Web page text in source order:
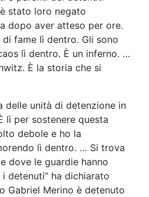
stato loro negato
dopo aver atteso per ore.
fame lì dentro. Gli sono
lì dentro. È un inferno. …
È la storia che si
delle unità di detenzione in
lì per sostenere questa
debole e ho la
lì dentro. … Si trova
dove le guardie hanno
detenuti” ha dichiarato
Gabriel Merino è detenuto